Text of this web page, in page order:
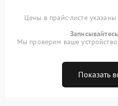
Цены в прайс-листе
Мы проверим ваше
Показать